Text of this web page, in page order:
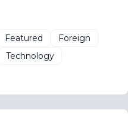
Featured
Foreign
Technology